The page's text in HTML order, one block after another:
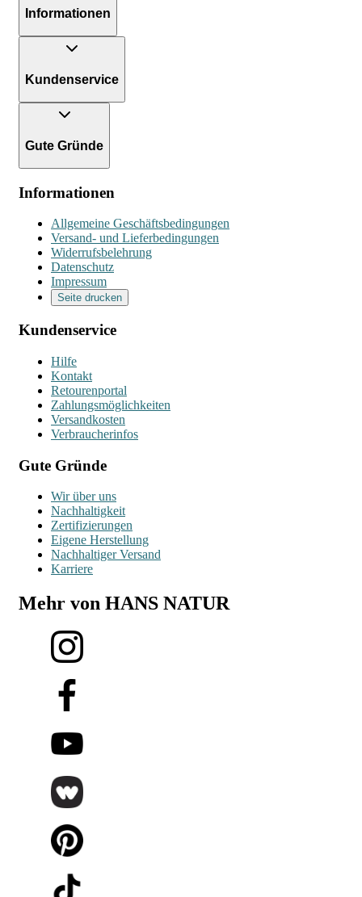
Informationen
Kundenservice
Gute Gründe
Informationen
Allgemeine Geschäftsbedingungen
Versand- und Lieferbedingungen
Widerrufsbelehrung
Datenschutz
Impressum
Seite drucken
Kundenservice
Hilfe
Kontakt
Retourenportal
Zahlungsmöglichkeiten
Versandkosten
Verbraucherinfos
Gute Gründe
Wir über uns
Nachhaltigkeit
Zertifizierungen
Eigene Herstellung
Nachhaltiger Versand
Karriere
Mehr von HANS NATUR